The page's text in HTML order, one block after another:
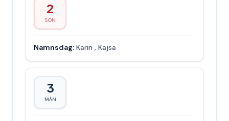
2
SÖN
Namnsdag: Karin , Kajsa
3
MÅN